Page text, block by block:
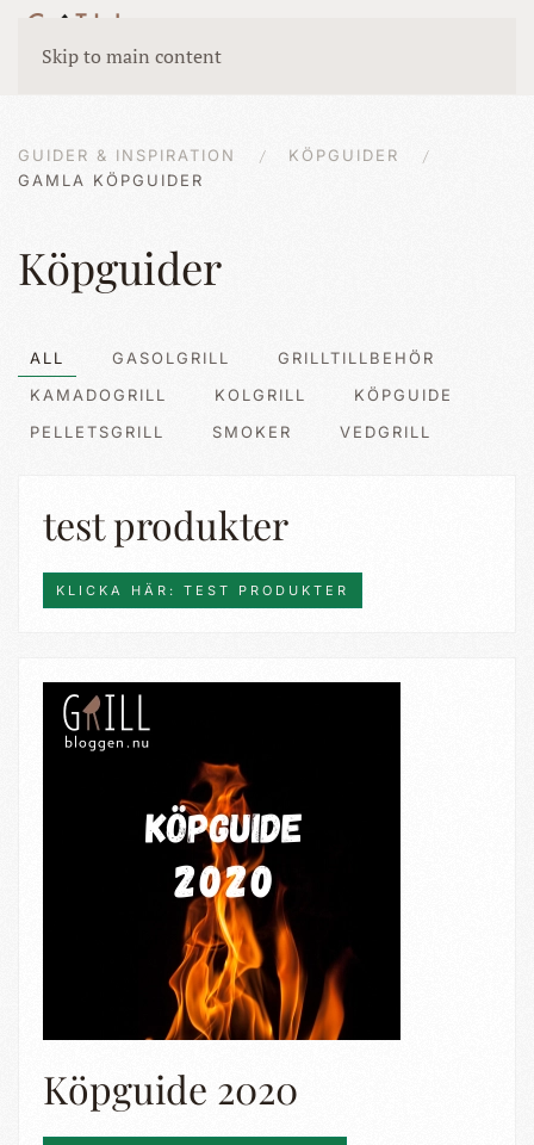
Skip to main content
GUIDER & INSPIRATION
KÖPGUIDER
GAMLA KÖPGUIDER
Köpguider
ALL GASOLGRILL
GRILLTILLBEHÖR
KAMADOGRILL
KOLGRILL
KÖPGUIDE
PELLETSGRILL
SMOKER VEDGRILL
test produkter
KLICKA HÄR: TEST PRODUKTER
Köpguide 2020